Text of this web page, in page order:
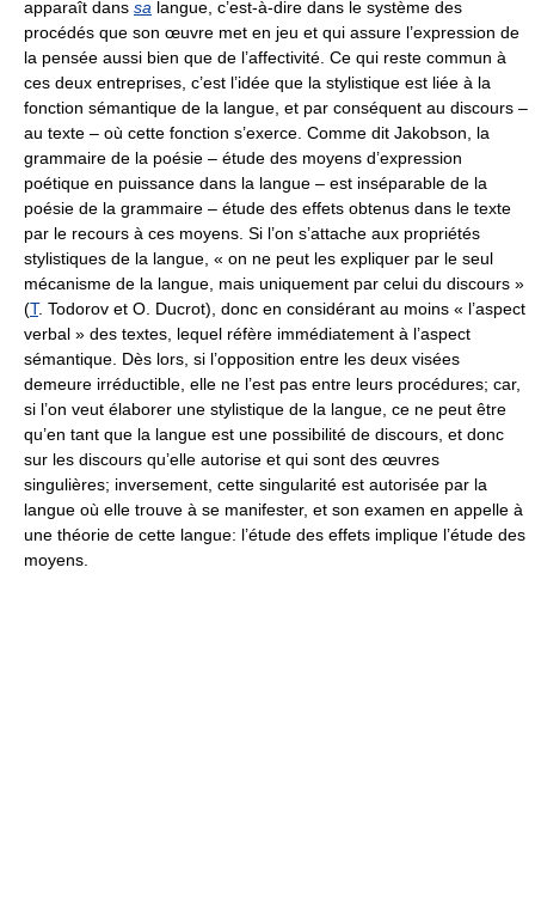
apparaît dans sa langue, c’est-à-dire dans le système des
procédés que son œuvre met en jeu et qui assure l’expression de
la pensée aussi bien que de l’affectivité. Ce qui reste commun à
ces deux entreprises, c’est l’idée que la stylistique est liée à la
fonction sémantique de la langue, et par conséquent au discours –
au texte – où cette fonction s’exerce. Comme dit Jakobson, la
grammaire de la poésie – étude des moyens d’expression
poétique en puissance dans la langue – est inséparable de la
poésie de la grammaire – étude des effets obtenus dans le texte
par le recours à ces moyens. Si l’on s’attache aux propriétés
stylistiques de la langue, « on ne peut les expliquer par le seul
mécanisme de la langue, mais uniquement par celui du discours »
(T. Todorov et O. Ducrot), donc en considérant au moins « l’aspect
verbal » des textes, lequel réfère immédiatement à l’aspect
sémantique. Dès lors, si l’opposition entre les deux visées
demeure irréductible, elle ne l’est pas entre leurs procédures; car,
si l’on veut élaborer une stylistique de la langue, ce ne peut être
qu’en tant que la langue est une possibilité de discours, et donc
sur les discours qu’elle autorise et qui sont des œuvres
singulières; inversement, cette singularité est autorisée par la
langue où elle trouve à se manifester, et son examen en appelle à
une théorie de cette langue: l’étude des effets implique l’étude des
moyens.